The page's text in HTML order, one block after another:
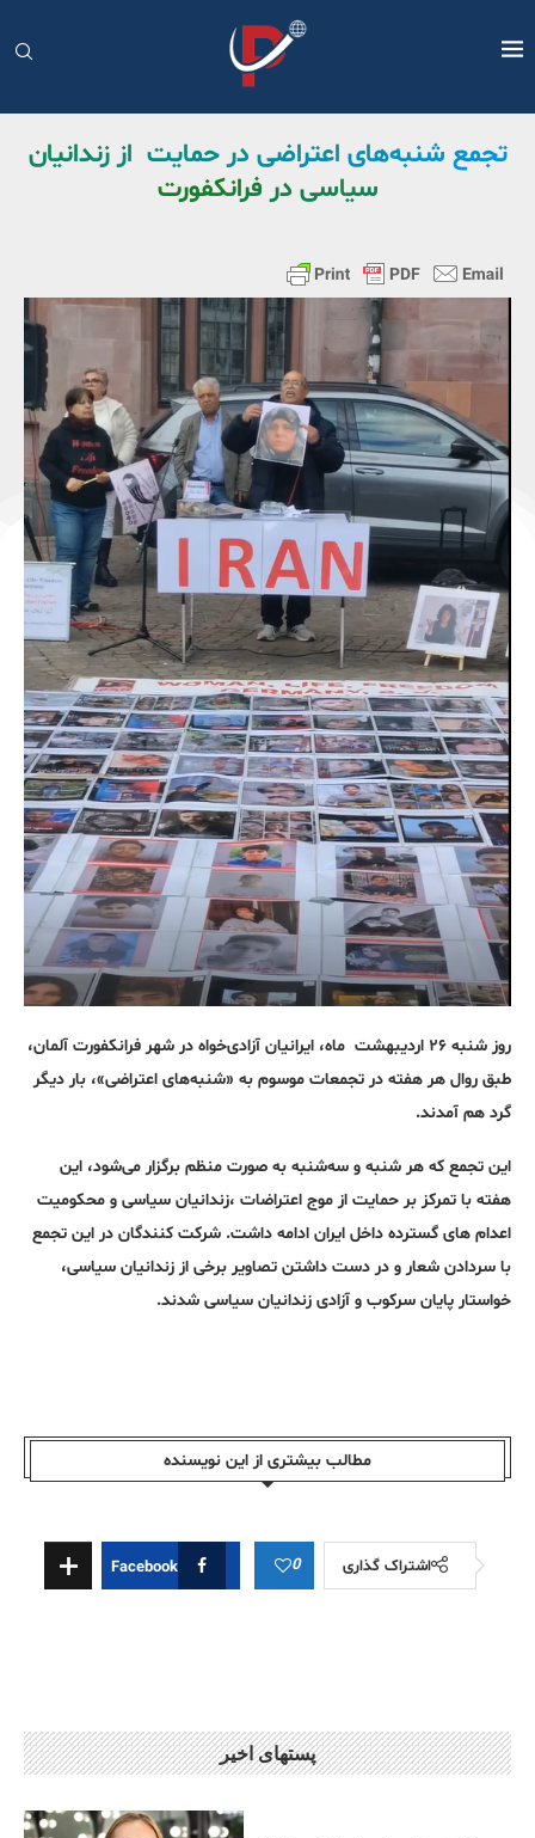
تجمع شنبه‌های اعتراضی در حمایت از زندانیان
سیاسی در فرانکفورت
روز شنبه ۲۶ اردیبهشت ماه، ایرانیان آزادی‌خواه در شهر فرانکفورت آلمان،
طبق روال هر هفته در تجمعات موسوم به «شنبه‌های اعتراضی»، بار دیگر
گرد هم آمدند.
این تجمع که هر شنبه و سه‌شنبه به صورت منظم برگزار می‌شود، این
هفته با تمرکز بر حمایت از موج اعتراضات ،زندانیان سیاسی و محکومیت
اعدام های گسترده داخل ایران ادامه داشت. شرکت کنندگان در این تجمع
با سردادن شعار و در دست داشتن تصاویر برخی از زندانیان سیاسی،
خواستار پایان سرکوب و آزادی زندانیان سیاسی شدند.
مطالب بیشتری از این نویسندە
اشتراک گذاری 0
Facebook
پستهای اخیر